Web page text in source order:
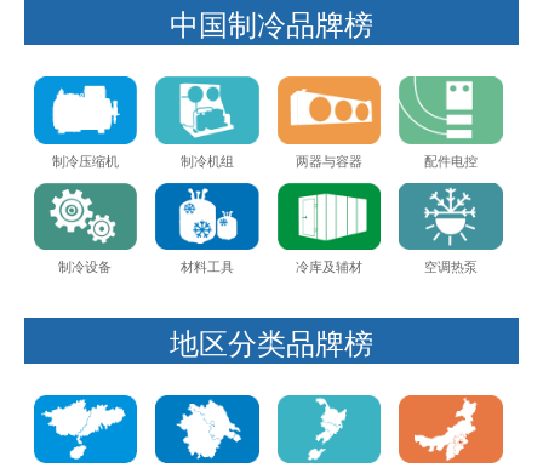
中国制冷品牌榜
制冷压缩机 制冷机组 两器与容器 配件电控
制冷设备 材料工具 冷库及辅材 空调热泵
地区分类品牌榜